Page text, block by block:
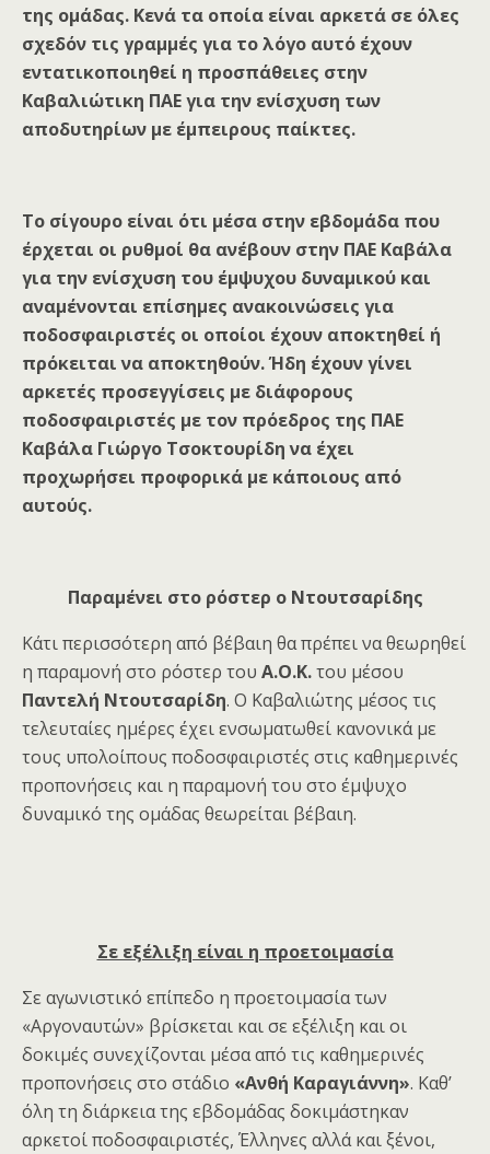
της ομάδας. Κενά τα οποία είναι αρκετά σε όλες
σχεδόν τις γραμμές για το λόγο αυτό έχουν
εντατικοποιηθεί η προσπάθειες στην
Καβαλιώτικη ΠΑΕ για την ενίσχυση των
αποδυτηρίων με έμπειρους παίκτες.
Το σίγουρο είναι ότι μέσα στην εβδομάδα που
έρχεται οι ρυθμοί θα ανέβουν στην ΠΑΕ Καβάλα
για την ενίσχυση του έμψυχου δυναμικού και
αναμένονται επίσημες ανακοινώσεις για
ποδοσφαιριστές οι οποίοι έχουν αποκτηθεί ή
πρόκειται να αποκτηθούν. Ήδη έχουν γίνει
αρκετές προσεγγίσεις με διάφορους
ποδοσφαιριστές με τον πρόεδρος της ΠΑΕ
Καβάλα Γιώργο Τσοκτουρίδη να έχει
προχωρήσει προφορικά με κάποιους από
αυτούς.
Παραμένει στο ρόστερ ο Ντουτσαρίδης
Κάτι περισσότερη από βέβαιη θα πρέπει να θεωρηθεί
η παραμονή στο ρόστερ του Α.Ο.Κ.του μέσου
Παντελή Ντουτσαρίδη. Ο Καβαλιώτης μέσος τις
τελευταίες ημέρες έχει ενσωματωθεί κανονικά με
τους υπολοίπους ποδοσφαιριστές στις καθημερινές
προπονήσεις και η παραμονή του στο έμψυχο
δυναμικό της ομάδας θεωρείται βέβαιη.
Σε εξέλιξη είναι η προετοιμασία
Σε αγωνιστικό επίπεδο η προετοιμασία των
«Αργοναυτών» βρίσκεται και σε εξέλιξη και οι
δοκιμές συνεχίζονται μέσα από τις καθημερινές
προπονήσεις στο στάδιο «Ανθή Καραγιάννη». Καθ’
όλη τη διάρκεια της εβδομάδας δοκιμάστηκαν
αρκετοί ποδοσφαιριστές, Έλληνες αλλά και ξένοι,